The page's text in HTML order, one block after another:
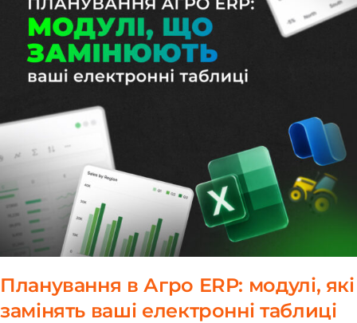
Планування в Агро ERP: модулі, які
замінять ваші електронні таблиці